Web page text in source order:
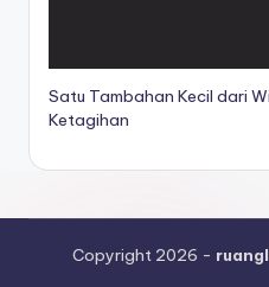
Satu Tambahan Kecil dari
Ketagihan
Copyright 2026 -